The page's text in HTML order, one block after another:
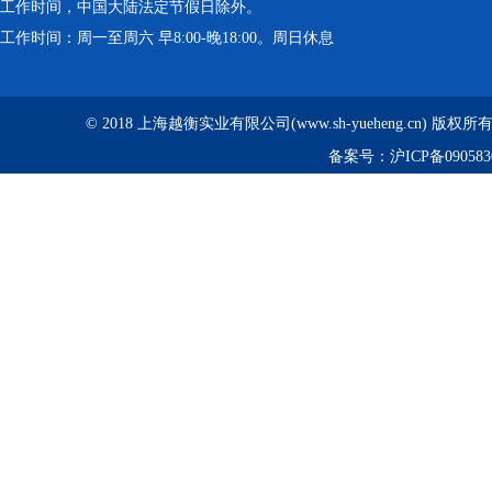
工作时间，中国大陆法定节假日除外。
工作时间：周一至周六 早8:00-晚18:00。周日休息
© 2018 上海越衡实业有限公司(www.sh-yueheng.cn) 版权所
备案号： 沪ICP备